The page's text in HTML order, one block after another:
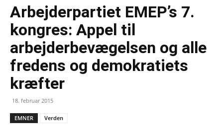
Arbejderpartiet EMEP’s 7.
kongres: Appel til
arbejderbevægelsen og alle
fredens og demokratiets
kræfter
18. februar 2015
EMNER Verden